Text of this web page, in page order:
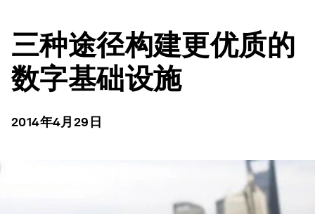
三种途径构建更优质的
数字基础设施
2014年4月29日